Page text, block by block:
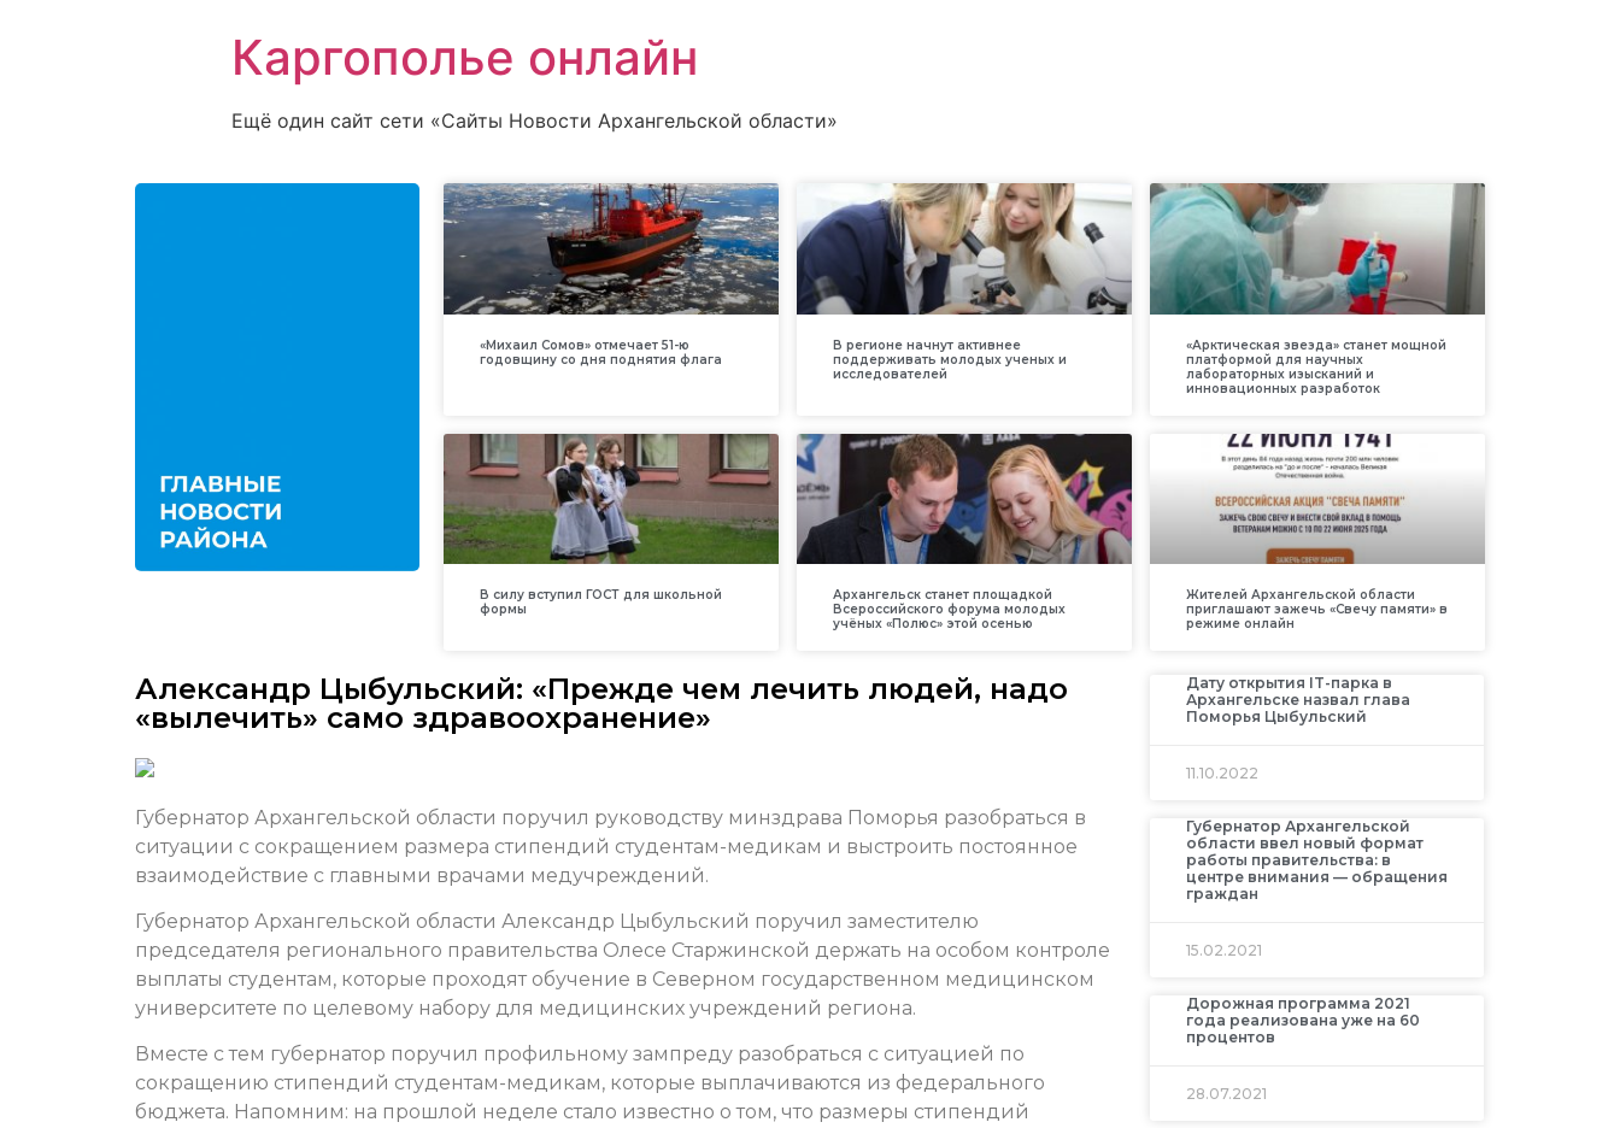
Каргополье онлайн
Ещё один сайт сети «Сайты Новости Архангельской области»
«Михаил Сомов» отмечает 51-ю
годовщину со дня поднятия флага
В регионе начнут активнее
поддерживать молодых ученых и
исследователей
«Арктическая звезда» станет мощной
платформой для научных
лабораторных изысканий и
инновационных разработок
В силу вступил ГОСТ для школьной
формы
Архангельск станет площадкой
Всероссийского форума молодых
учёных «Полюс» этой осенью
Жителей Архангельской области
приглашают зажечь «Свечу памяти» в
режиме онлайн
Александр Цыбульский: «Прежде чем лечить людей, надо
«вылечить» само здравоохранение»
Губернатор Архангельской области поручил руководству минздрава Поморья разобраться в
ситуации с сокращением размера стипендий студентам-медикам и выстроить постоянное
взаимодействие с главными врачами медучреждений.
Губернатор Архангельской области Александр Цыбульский поручил заместителю
председателя регионального правительства Олесе Старжинской держать на особом контроле
выплаты студентам, которые проходят обучение в Северном государственном медицинском
университете по целевому набору для медицинских учреждений региона.
Вместе с тем губернатор поручил профильному зампреду разобраться с ситуацией по
сокращению стипендий студентам-медикам, которые выплачиваются из федерального
бюджета. Напомним: на прошлой неделе стало известно о том, что размеры стипендий
Дату открытия IT-парка в
Архангельске назвал глава
Поморья Цыбульский
11.10.2022
Губернатор Архангельской
области ввел новый формат
работы правительства: в
центре внимания — обращения
граждан
15.02.2021
Дорожная программа 2021
года реализована уже на 60
процентов
28.07.2021